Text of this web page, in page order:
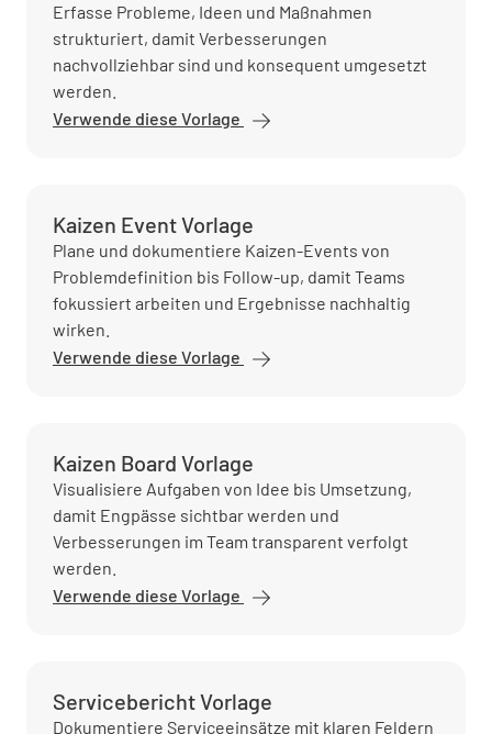
Erfasse Probleme, Ideen und Maßnahmen
strukturiert, damit Verbesserungen
nachvollziehbar sind und konsequent umgesetzt
werden.
Verwende diese Vorlage
Kaizen Event Vorlage
Plane und dokumentiere Kaizen-Events von
Problemdefinition bis Follow-up, damit Teams
fokussiert arbeiten und Ergebnisse nachhaltig
wirken.
Verwende diese Vorlage
Kaizen Board Vorlage
Visualisiere Aufgaben von Idee bis Umsetzung,
damit Engpässe sichtbar werden und
Verbesserungen im Team transparent verfolgt
werden.
Verwende diese Vorlage
Servicebericht Vorlage
Dokumentiere Serviceeinsätze mit klaren Feldern